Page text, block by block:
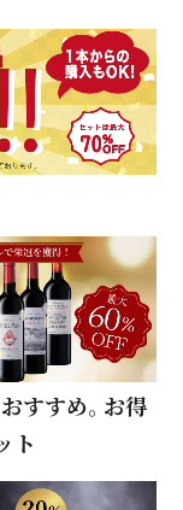
すすめ。お得
ト